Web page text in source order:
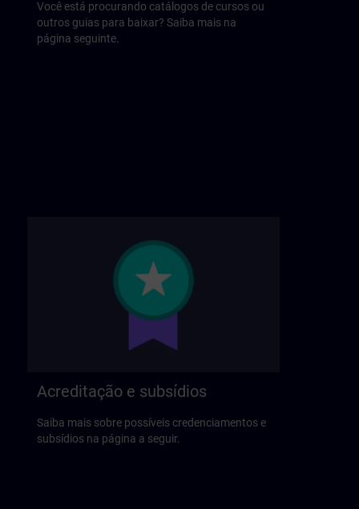
Você está procurando catálogos de cursos ou
outros guias para baixar? Saiba mais na
página seguinte.
Acreditação e subsídios
Saiba mais sobre possíveis credenciamentos e
subsídios na página a seguir.